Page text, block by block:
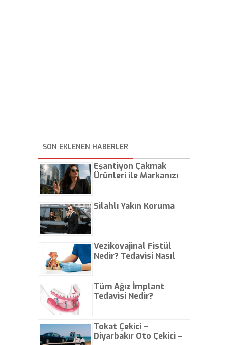
SON EKLENEN HABERLER
Eşantiyon Çakmak
Ürünleri ile Markanızı
Silahlı Yakın Koruma
Vezikovajinal Fistül
Nedir? Tedavisi Nasıl
Tüm Ağız İmplant
Tedavisi Nedir?
Tokat Çekici –
Diyarbakır Oto Çekici –